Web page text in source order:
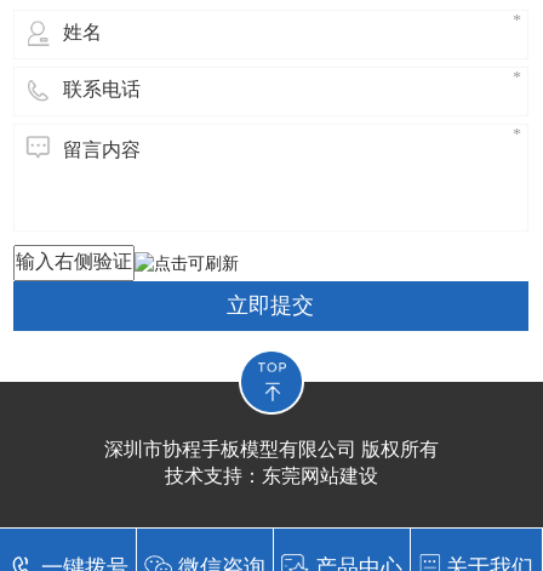
立即提交
深圳市协程手板模型有限公司 版权所有
技术支持： 东莞网站建设​